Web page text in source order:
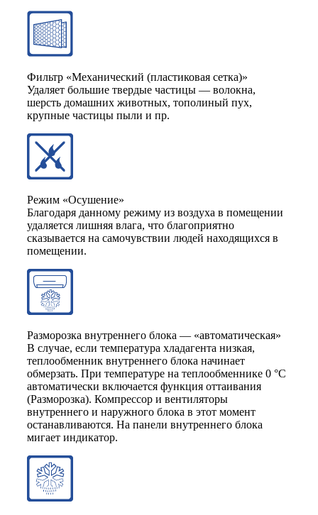
Фильтр «Механический (пластиковая сетка)»
Удаляет большие твердые частицы — волокна,
шерсть домашних животных, тополиный пух,
крупные частицы пыли и пр.
Режим «Осушение»
Благодаря данному режиму из воздуха в помещении
удаляется лишняя влага, что благоприятно
сказывается на самочувствии людей находящихся в
помещении.
Разморозка внутреннего блока — «автоматическая»
В случае, если температура хладагента низкая,
теплообменник внутреннего блока начинает
обмерзать. При температуре на теплообменнике 0 °С
автоматически включается функция оттаивания
(Разморозка). Компрессор и вентиляторы
внутреннего и наружного блока в этот момент
останавливаются. На панели внутреннего блока
мигает индикатор.